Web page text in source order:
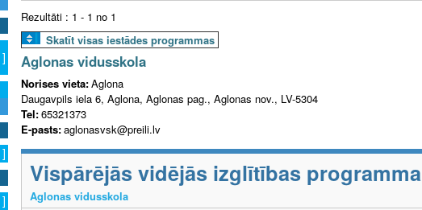
Rezultāti : 1 - 1 no 1
Skatīt visas iestādes programmas
Aglonas vidusskola
Norises vieta:Aglona
Daugavpils iela 6, Aglona, Aglonas pag., Aglonas nov., LV-5304
Tel:65321373
E-pasts:aglonasvsk@preili.lv
Vispārējās vidējās izglītības programma
Aglonas vidusskola